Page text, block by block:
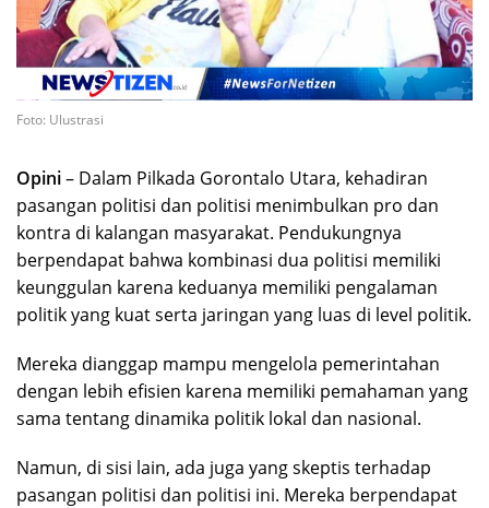
Foto: Ulustrasi
Opini– Dalam Pilkada Gorontalo Utara, kehadiran
pasangan politisi dan politisi menimbulkan pro dan
kontra di kalangan masyarakat. Pendukungnya
berpendapat bahwa kombinasi dua politisi memiliki
keunggulan karena keduanya memiliki pengalaman
politik yang kuat serta jaringan yang luas di level politik.
Mereka dianggap mampu mengelola pemerintahan
dengan lebih efisien karena memiliki pemahaman yang
sama tentang dinamika politik lokal dan nasional.
Namun, di sisi lain, ada juga yang skeptis terhadap
pasangan politisi dan politisi ini. Mereka berpendapat